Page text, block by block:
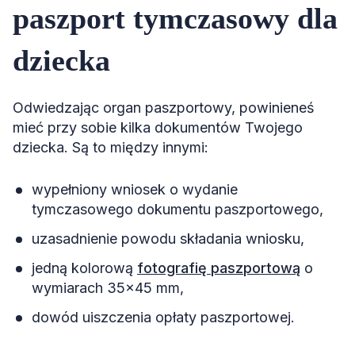
paszport tymczasowy dla
dziecka
Odwiedzając organ paszportowy, powinieneś
mieć przy sobie kilka dokumentów Twojego
dziecka. Są to między innymi:
wypełniony wniosek o wydanie
tymczasowego dokumentu paszportowego,
uzasadnienie powodu składania wniosku,
jedną kolorową fotografię paszportową o
wymiarach 35×45 mm,
dowód uiszczenia opłaty paszportowej.